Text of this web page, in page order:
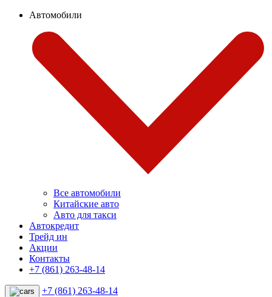
Автомобили
Все автомобили
Китайские авто
Авто для такси
Автокредит
Трейд ин
Акции
Контакты
+7 (861) 263-48-14
+7 (861) 263-48-14